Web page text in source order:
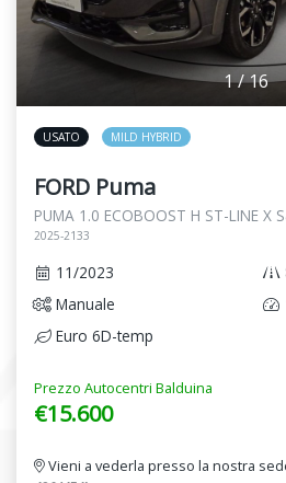
1/16
USATO MILD HYBRID
FORD Puma
PUMA 1.0 ECOBOOST H ST-LINE X
2025-2133
11/2023
Manuale
Euro 6D-temp
Prezzo Autocentri Balduina
€15.600
Vieni a vederla presso la nostra